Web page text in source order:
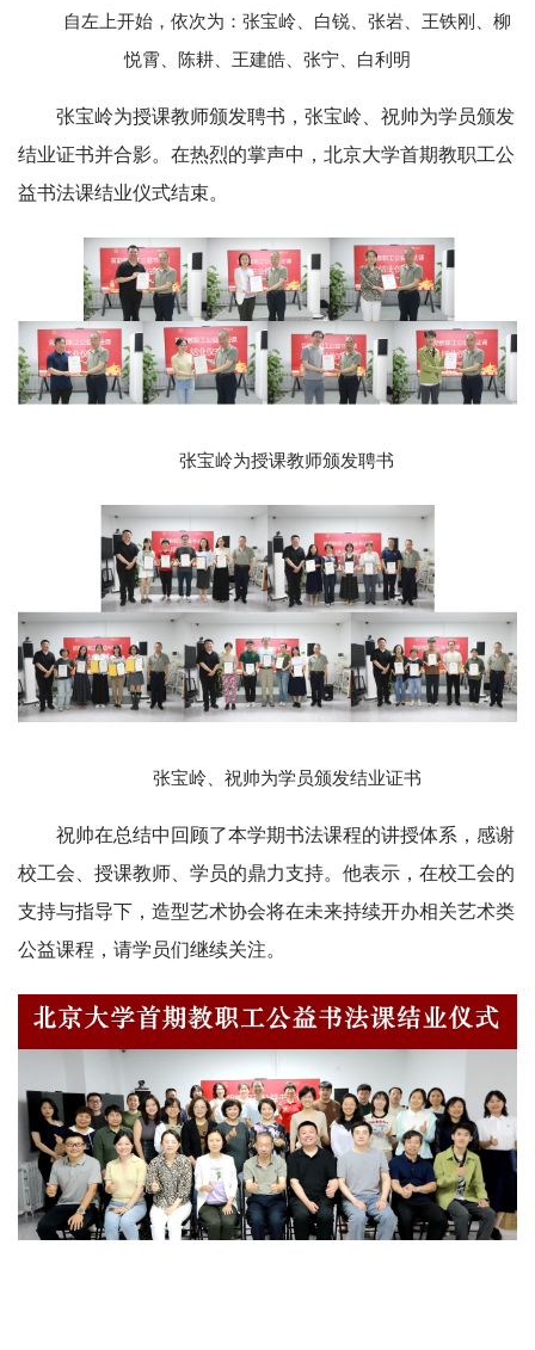
自左上开始，依次为：张宝岭、白锐、张岩、王铁刚、柳
悦霄、陈耕、王建皓、张宁、白利明
张宝岭为授课教师颁发聘书，张宝岭、祝帅为学员颁发
结业证书并合影。在热烈的掌声中，北京大学首期教职工公
益书法课结业仪式结束。
张宝岭为授课教师颁发聘书
张宝岭、祝帅为学员颁发结业证书
祝帅在总结中回顾了本学期书法课程的讲授体系，感谢
校工会、授课教师、学员的鼎力支持。他表示，在校工会的
支持与指导下，造型艺术协会将在未来持续开办相关艺术类
公益课程，请学员们继续关注。